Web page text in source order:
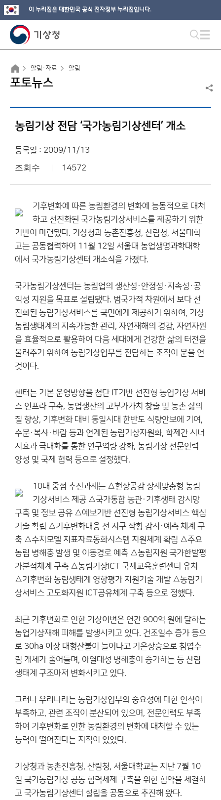
이 누리집은 대한민국 공식 전자정부 누리집입니다.
알림·자료 알림
포토뉴스
농림기상 전담 ‘국가농림기상센터’ 개소
등록일 : 2009/11/13
조회수 14572
기후변화에 따른 농림환경의 변화에 능동적으로 대처
하고 선진화된 국가농림기상서비스를 제공하기 위한
기반이 마련됐다. 기상청과 농촌진흥청, 산림청, 서울대학
교는 공동협력하여 11월 12일 서울대 농업생명과학대학
에서 국가농림기상센터 개소식을 가졌다.
국가농림기상센터는 농림업의 생산성·안정성·지속성·공
익성 지원을 목표로 설립됐다. 범국가적 차원에서 보다 선
진화된 농림기상서비스를 국민에게 제공하기 위하여, 기상
농림생태계의 지속가능한 관리, 자연재해의 경감, 자연자원
을 효율적으로 활용하여 다음 세대에게 건강한 삶의 터전을
물려주기 위하여 농림기상업무를 전담하는 조직이 문을 연
것이다.
센터는 기본 운영방향을 첨단 IT기반 선진형 농업기상 서비
스 인프라 구축, 농업생산의 고부가가치 창출 및 농촌 삶의
질 향상, 기후변화 대비 통일시대 한반도 식량안보에 기여,
수문·복사·바람 등과 연계된 농림기상자원화, 학제간 시너
지효과 극대화를 통한 연구역량 강화, 농림기상 전문인력
양성 및 국제 협력 등으로 설정했다.
10대 중점 추진과제는 △현장공감 상세맞춤형 농림
기상서비스 제공 △국가통합 농관·기후생태 감시망
구축 및 정보 공유 △예보기반 선진형 농림기상서비스 핵심
기술 확립 △기후변화대응 전 지구 작황 감시·예측 체계 구
축 △수치모델 지표자료동화시스템 지원체계 확립 △주요
농림 병해충 발생 및 이동경로 예측 △농림지원 국가한발평
가분석체계 구축 △농림기상ICT 국제교육훈련센터 유치
△기후변화 농림생태계 영향평가 지원기술 개발 △농림기
상서비스 고도화지원 ICT공유체계 구축 등으로 정했다.
최근 기후변화로 인한 기상이변은 연간 900억 원에 달하는
농업기상재해 피해를 발생시키고 있다. 건조일수 증가 등으
로 30ha 이상 대형산불이 늘어나고 기온상승으로 침엽수
림 개체가 줄어들며, 아열대성 병해충이 증가하는 등 산림
생태계 구조마저 변화시키고 있다.
그러나 우리나라는 농림기상업무의 중요성에 대한 인식이
부족하고, 관련 조직이 분산되어 있으며, 전문인력도 부족
하여 기후변화로 인한 농림환경의 변화에 대처할 수 있는
능력이 떨어진다는 지적이 있었다.
기상청과 농촌진흥청, 산림청, 서울대학교는 지난 7월 10
일 국가농림기상 공동 협력체제 구축을 위한 협약을 체결하
고 국가농림기상센터 설립을 공동으로 추진해 왔다.